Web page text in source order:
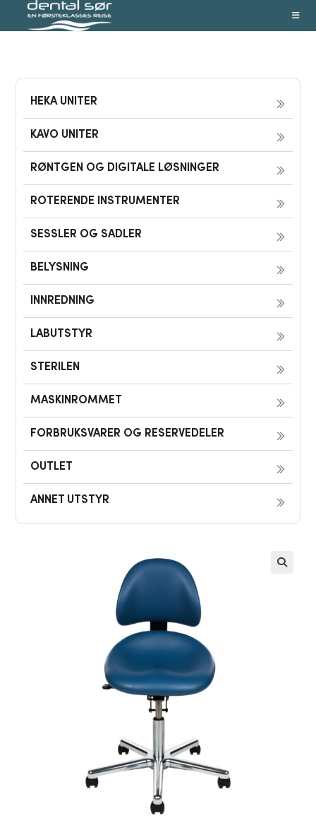
HEKA UNITER
KAVO UNITER
RØNTGEN OG DIGITALE LØSNINGER
ROTERENDE INSTRUMENTER
SESSLER OG SADLER
BELYSNING
INNREDNING
LABUTSTYR
STERILEN
MASKINROMMET
FORBRUKSVARER OG RESERVEDELER
OUTLET
ANNET UTSTYR